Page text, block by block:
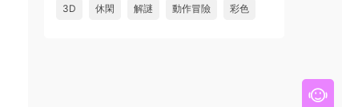
3D 休閑 解謎 動作冒險 彩色